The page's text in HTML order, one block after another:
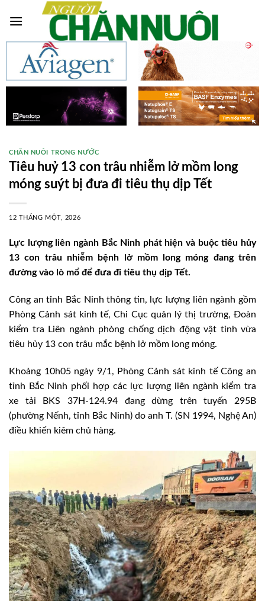
CHĂN NUÔI TRONG NƯỚC
Tiêu huỷ 13 con trâu nhiễm lở mồm long
móng suýt bị đưa đi tiêu thụ dịp Tết
12 THÁNG MỘT, 2026
Lực lượng liên ngành Bắc Ninh phát hiện và buộc tiêu hủy
13 con trâu nhiễm bệnh lở mồm long móng đang trên
đường vào lò mổ để đưa đi tiêu thụ dịp Tết.
Công an tỉnh Bắc Ninh thông tin, lực lượng liên ngành gồm
Phòng Cảnh sát kinh tế, Chi Cục quản lý thị trường, Đoàn
kiểm tra Liên ngành phòng chống dịch động vật tỉnh vừa
tiêu hủy 13 con trâu mắc bệnh lở mồm long móng.
Khoảng 10h05 ngày 9/1, Phòng Cảnh sát kinh tế Công an
tỉnh Bắc Ninh phối hợp các lực lượng liên ngành kiểm tra
xe tải BKS 37H-124.94 đang dừng trên tuyến 295B
(phường Nếnh, tỉnh Bắc Ninh) do anh T. (SN 1994, Nghệ An)
điều khiển kiêm chủ hàng.